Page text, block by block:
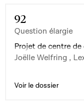
92
Question élargie
Projet de centre de
Joëlle Welfring ,
Voir le dossier